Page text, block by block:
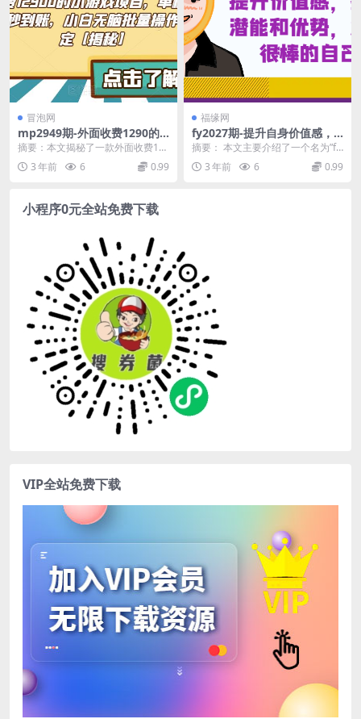
冒泡网
mp2949期-外面收费1290的
小游戏项目，单机收益30+，
提现秒到账，小白无脑批量操
作，长期稳定【揭秘】
摘要：本文揭秘了一款外面收费12
90的小游戏项目，该项目单机收益
高达30+，提现...
3 年前 6 0.99
福缘网
fy2027期-提升自身价值感，
挖掘潜能和优势，发现很棒的
自己！(探索自我，发现更好的
自己——fy2027期课程解读)
摘要： 本文主要介绍了一个名为”fy
2027期-提升自身价值感，挖掘...
3 年前 6 0.99
小程序0元全站免费下载
VIP全站免费下载